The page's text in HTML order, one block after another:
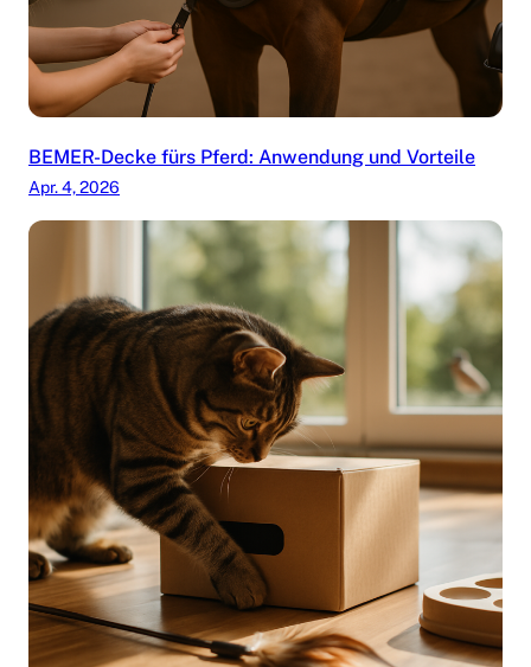
BEMER-Decke fürs Pferd: Anwendung und Vorteile
Apr. 4, 2026